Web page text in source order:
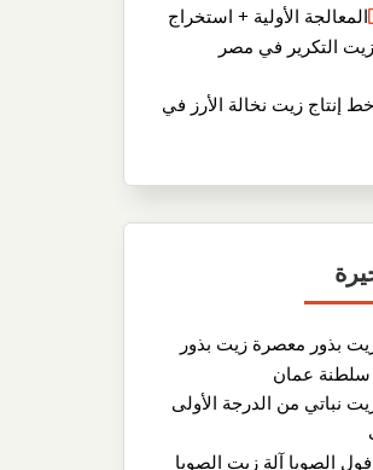
120TPDالمعالجة الأولية + استخراج
التكرير في مصر
30TPD خط إنتاج زيت نخالة الأرز في
بذور معصرة زيت بذور
عمان
نباتي من الدرجة الأولى
الصويا آلة زيت الصويا